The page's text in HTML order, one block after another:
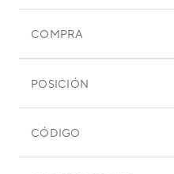
COMPRA
POSICIÓN
CÓDIGO